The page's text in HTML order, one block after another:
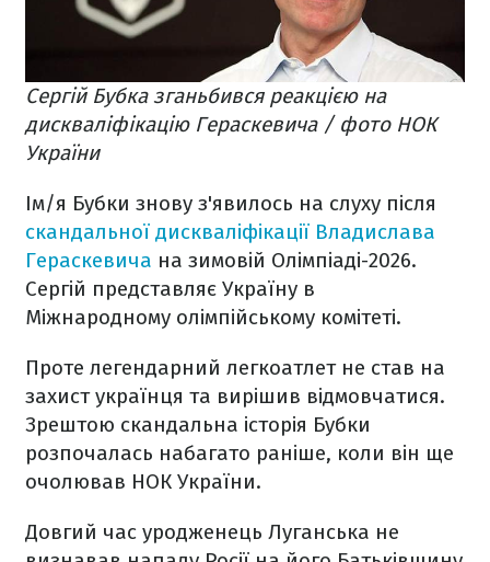
Сергій Бубка зганьбився реакцією на
дискваліфікацію Гераскевича / фото НОК
України
Ім/я Бубки знову з'явилось на слуху після
скандальної дискваліфікації Владислава
Гераскевича на зимовій Олімпіаді-2026.
Сергій представляє Україну в
Міжнародному олімпійському комітеті.
Проте легендарний легкоатлет не став на
захист українця та вирішив відмовчатися.
Зрештою скандальна історія Бубки
розпочалась набагато раніше, коли він ще
очолював НОК України.
Довгий час уродженець Луганська не